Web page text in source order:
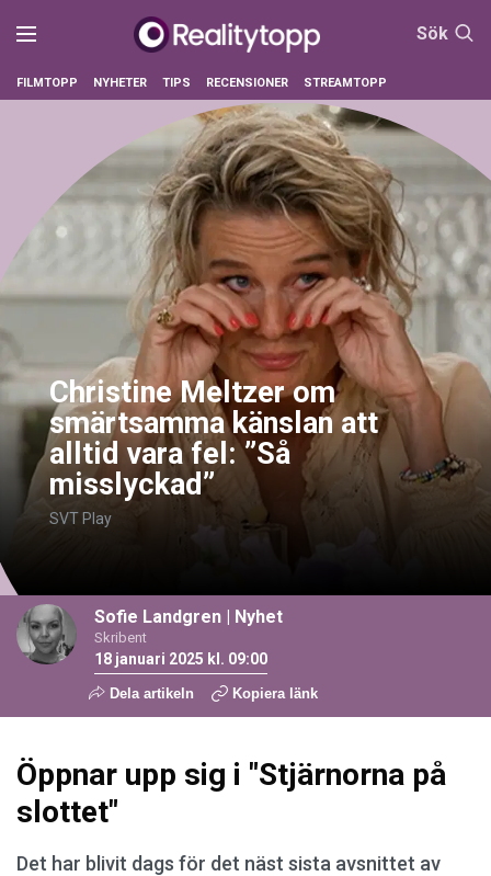
Sök
FILMTOPP NYHETER TIPS RECENSIONER STREAMTOPP
Christine Meltzer om
smärtsamma känslan att
alltid vara fel: ”Så
misslyckad”
SVT Play
Sofie Landgren | Nyhet
Skribent
18 januari 2025 kl. 09:00
Dela artikeln Kopiera länk
Öppnar upp sig i "Stjärnorna på
slottet"
Det har blivit dags för det näst sista avsnittet av